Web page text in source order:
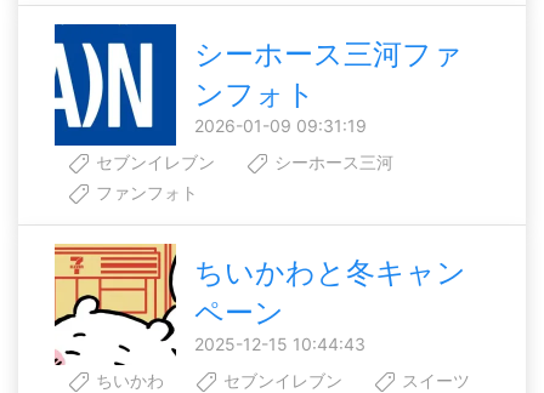
シーホース三河ファ
ンフォト
2026-01-09 09:31:19
セブンイレブン
シーホース三河
ファンフォト
ちいかわと冬キャン
ペーン
2025-12-15 10:44:43
ちいかわ
セブンイレブン スイーツ